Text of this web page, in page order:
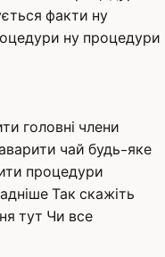
факти ну
ну процедури
головні члени
чай будь-яке
процедури
Так скажіть
тут Чи все